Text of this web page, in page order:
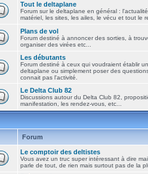
Tout le deltaplane
Forum sur le deltaplane en général :
matériel, les sites, les ailes, le vécu et tout le
Plans de vol
Forum destiné à annoncer des sorties, à
organiser des virées etc...
Les débutants
Forum destiné à ceux qui voudraient établir
deltaplane ou simplement poser des
connait pas l'activité.
Le Delta Club 82
Discussions autour du Delta Club 82,
manifestation, les rendez-vous, etc...
Forum
Le comptoir des deltistes
Vous avez un truc super intéressant à dire
parle de tout, de rien mais surtout pas de la